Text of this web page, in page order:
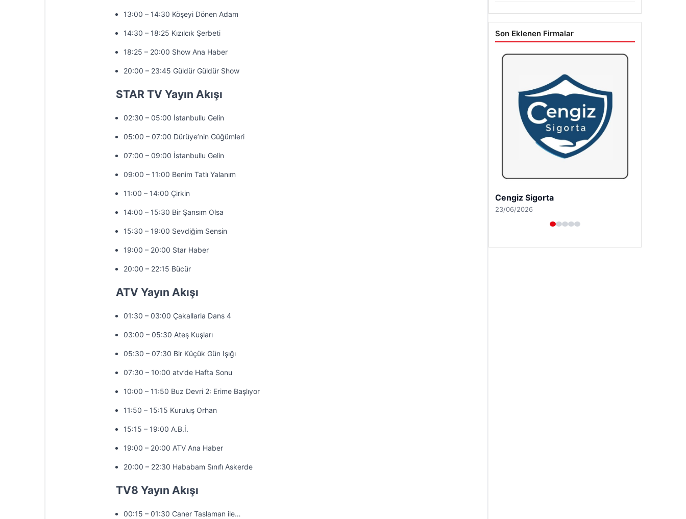
13:00 – 14:30 Köşeyi Dönen Adam
14:30 – 18:25 Kızılcık Şerbeti
18:25 – 20:00 Show Ana Haber
20:00 – 23:45 Güldür Güldür Show
STAR TV Yayın Akışı
02:30 – 05:00 İstanbullu Gelin
05:00 – 07:00 Dürüye’nin Güğümleri
07:00 – 09:00 İstanbullu Gelin
09:00 – 11:00 Benim Tatlı Yalanım
11:00 – 14:00 Çirkin
14:00 – 15:30 Bir Şansım Olsa
15:30 – 19:00 Sevdiğim Sensin
19:00 – 20:00 Star Haber
20:00 – 22:15 Bücür
ATV Yayın Akışı
01:30 – 03:00 Çakallarla Dans 4
03:00 – 05:30 Ateş Kuşları
05:30 – 07:30 Bir Küçük Gün Işığı
07:30 – 10:00 atv’de Hafta Sonu
10:00 – 11:50 Buz Devri 2: Erime Başlıyor
11:50 – 15:15 Kuruluş Orhan
15:15 – 19:00 A.B.İ.
19:00 – 20:00 ATV Ana Haber
20:00 – 22:30 Hababam Sınıfı Askerde
TV8 Yayın Akışı
00:15 – 01:30 Caner Taslaman ile…
Son Eklenen Firmalar
Hastaş Beton
26/05/2026